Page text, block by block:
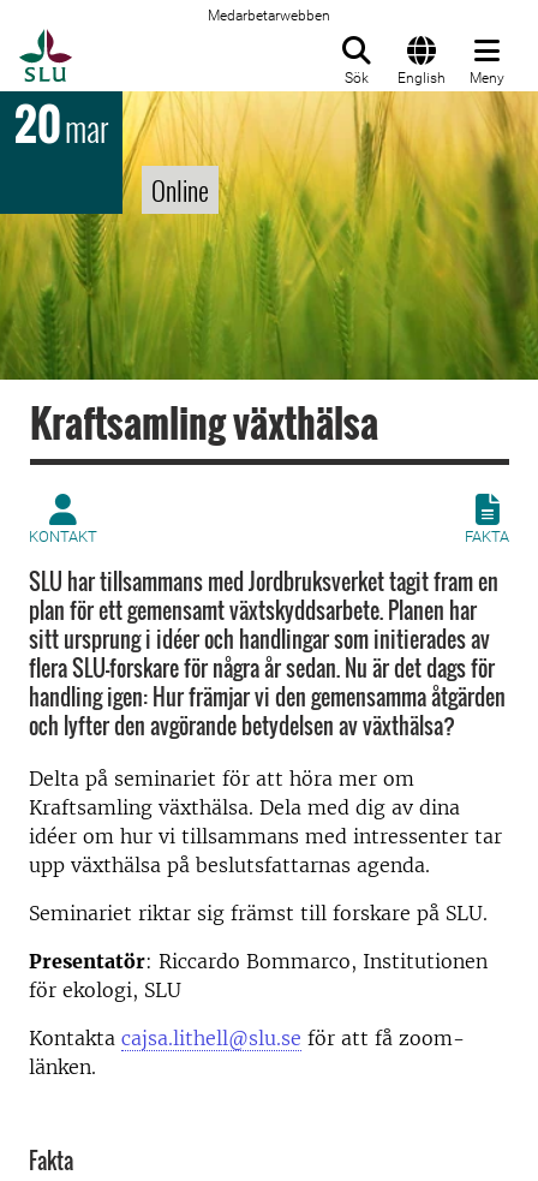
Medarbetarwebben
Sök English Meny
20mar
Online
Kraftsamling växthälsa
KONTAKT FAKTA
SLU har tillsammans med Jordbruksverket tagit fram en
plan för ett gemensamt växtskyddsarbete. Planen har
sitt ursprung i idéer och handlingar som initierades av
flera SLU-forskare för några år sedan. Nu är det dags för
handling igen: Hur främjar vi den gemensamma åtgärden
och lyfter den avgörande betydelsen av växthälsa?
Delta på seminariet för att höra mer om
Kraftsamling växthälsa. Dela med dig av dina
idéer om hur vi tillsammans med intressenter tar
upp växthälsa på beslutsfattarnas agenda.
Seminariet riktar sig främst till forskare på SLU.
Presentatör: Riccardo Bommarco, Institutionen
för ekologi, SLU
Kontakta cajsa.lithell@slu.se för att få zoom-
länken.
Fakta